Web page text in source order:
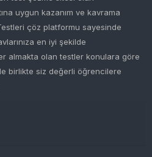
uygun kazanım ve kavrama
çöz platformu sayesinde
en iyi şekilde
almakta olan testler konulara göre
birlikte siz değerli öğrencilere